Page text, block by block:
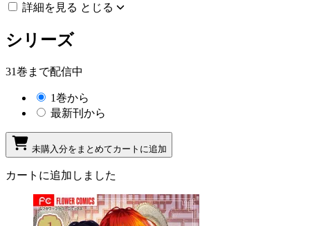
詳細を見る とじる
シリーズ
31巻まで配信中
1巻から
最新刊から
未購入分をまとめてカートに追加
カートに追加しました